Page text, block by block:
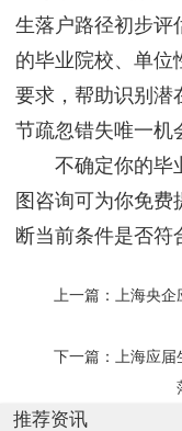
生落户路径初步评
的毕业院校、单位
要求，帮助识别潜
节疏忽错失唯一机
不确定你的毕业
图咨询可为你免费
断当前条件是否符
上一篇：
上海央
下一篇：
上海应
推荐资讯